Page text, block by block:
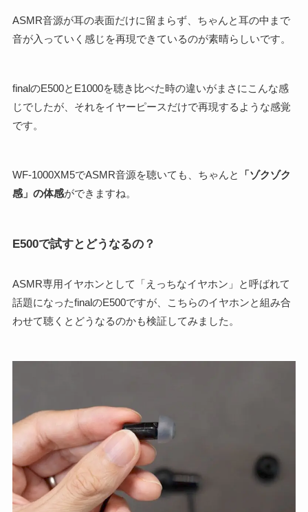
ASMR音源が耳の表面だけに留まらず、ちゃんと耳の中まで
音が入っていく感じを再現できているのが素晴らしいです。
finalのE500とE1000を聴き比べた時の違いがまさにこんな感
じでしたが、それをイヤーピースだけで再現するような感覚
です。
WF-1000XM5でASMR音源を聴いても、ちゃんと
「ゾクゾク
感」の体感ができますね。
E500で試すとどうなるの？
ASMR専用イヤホンとして「えっちなイヤホン」と呼ばれて
話題になったfinalのE500ですが、こちらのイヤホンと組み合
わせて聴くとどうなるのかも検証してみました。